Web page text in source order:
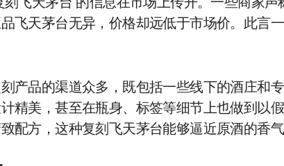
刻飞天茅台”的信息在市场上传开。一些商家
飞天茅台无异，价格却远低于市场价。此言
产品的渠道众多，既包括一些线下的酒庄和
精美，甚至在瓶身、标签等细节上也做到以
配方，这种复刻飞天茅台能够逼近原酒的香气